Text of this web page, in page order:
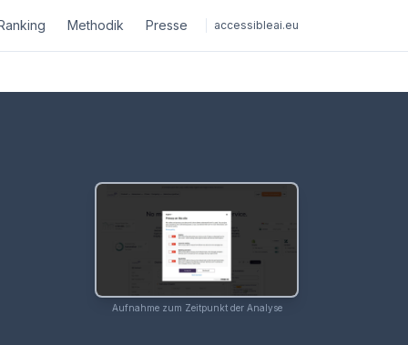
Methodik Presse accessibleai.eu
Aufnahme zum Zeitpunkt der Analyse